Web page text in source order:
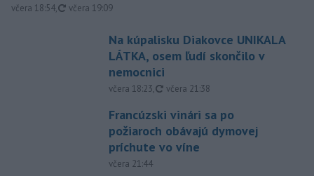
včera 18:54, aktualizované
včera 19:09
Na kúpalisku Diakovce UNIKALA
LÁTKA, osem ľudí skončilo v
nemocnici
včera 18:23, aktualizované
včera 21:38
Francúzski vinári sa po
požiaroch obávajú dymovej
príchute vo víne
včera 21:44